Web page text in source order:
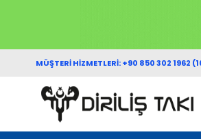
MÜŞTERİ HİZMETLERİ: +90 850 302 1962